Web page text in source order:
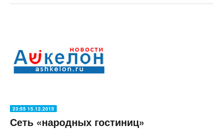
23:55 15.12.2015
Сеть «народных гостиниц»